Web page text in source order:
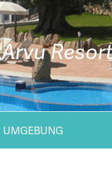
UMGEBUNG